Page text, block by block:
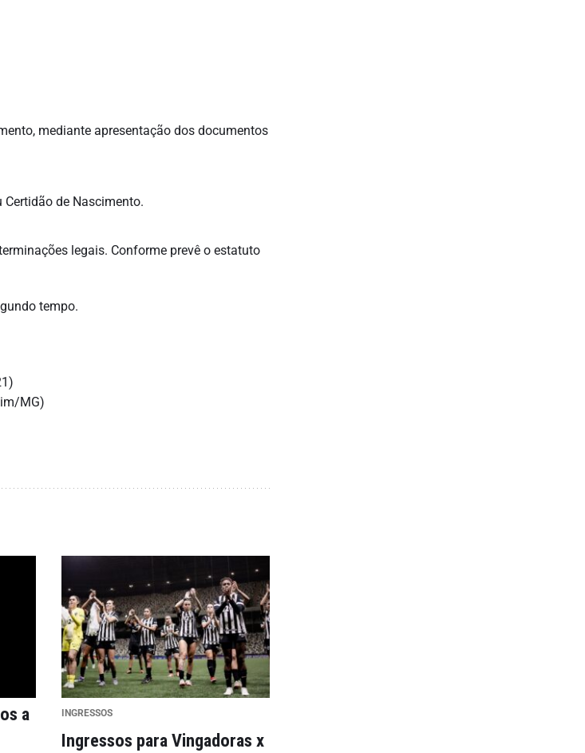
mediante apresentação dos documentos
Certidão de Nascimento.
legais. Conforme prevê o estatuto
tempo.
MG)
a
INGRESSOS
Ingressos para Vingadoras x